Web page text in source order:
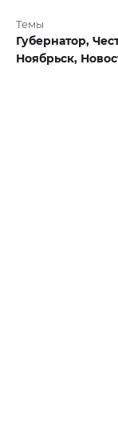
Темы
Губернатор,
Ноябрьск,